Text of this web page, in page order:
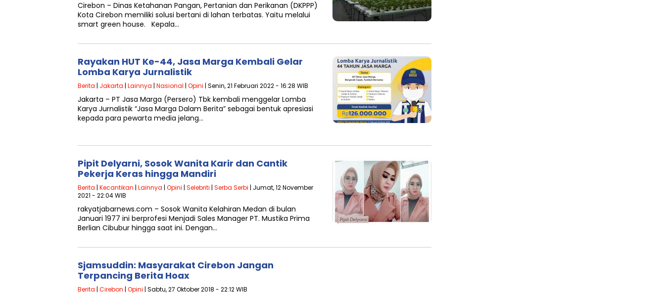
Cirebon – Dinas Ketahanan Pangan, Pertanian dan Perikanan (DKPPP)
Kota Cirebon memiliki solusi bertani di lahan terbatas. Yaitu melalui
smart green house. Kepala…
Rayakan HUT Ke-44, Jasa Marga Kembali Gelar
Lomba Karya Jurnalistik
Berita | Jakarta | Lainnya | Nasional | Opini | Senin, 21 Februari 2022 - 16:28 WIB
Jakarta – PT Jasa Marga (Persero) Tbk kembali menggelar Lomba
Karya Jurnalistik “Jasa Marga Dalam Berita” sebagai bentuk apresiasi
kepada para pewarta media jelang…
Pipit Delyarni, Sosok Wanita Karir dan Cantik
Pekerja Keras hingga Mandiri
Berita | Kecantikan | Lainnya | Opini | Selebriti | Serba Serbi | Jumat, 12 November
2021 - 22:04 WIB
rakyatjabarnews.com – Sosok Wanita Kelahiran Medan di bulan
Januari 1977 ini berprofesi Menjadi Sales Manager PT. Mustika Prima
Berlian Cibubur hingga saat ini. Dengan…
Sjamsuddin: Masyarakat Cirebon Jangan
Terpancing Berita Hoax
Berita | Cirebon | Opini | Sabtu, 27 Oktober 2018 - 22:12 WIB